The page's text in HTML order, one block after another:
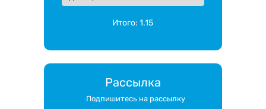
Итого:1.15
Рассылка
Подпишитесь на рассылку